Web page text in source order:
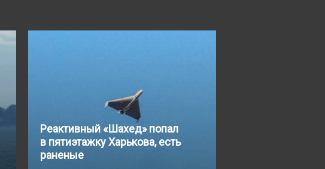
Реактивный «Шахед» попал
в пятиэтажку Харькова, есть
раненые